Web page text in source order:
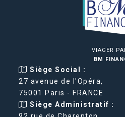
VIAGER
BM
Siège Social :
27 avenue de l'Opéra,
75001 Paris - FRANCE
Siège Administratif :